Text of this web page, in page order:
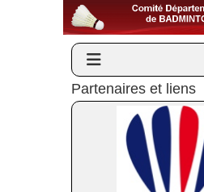
Partenaires et liens